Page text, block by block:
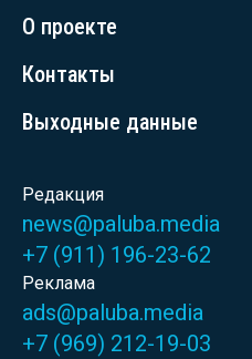
О проекте
Контакты
Выходные данные
Редакция
news@paluba.media
+7 (911) 196-23-62
Реклама
ads@paluba.media
+7 (969) 212-19-03